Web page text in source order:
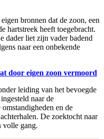
bronnen dat de zoon, een
hartstreek heeft toegebracht.
dader liet zijn vader badend
naar een onbekende
door eigen zoon vermoord
leiding van het bevoegde
naar de
en de
De zoektocht naar
volle gang.